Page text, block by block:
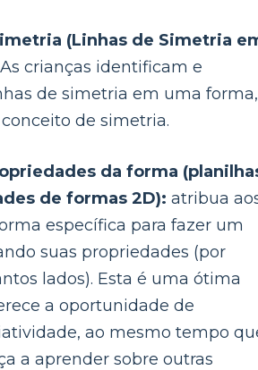
(Linhas de Simetria
As crianças identificam e
de simetria em uma forma,
de simetria.
da forma
de formas 2D): atribua
específica para fazer um
suas propriedades (por
lados). Esta é uma ótima
a oportunidade de
ao mesmo tempo
a aprender sobre outras